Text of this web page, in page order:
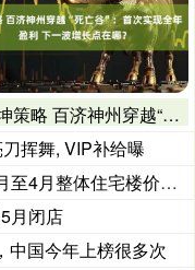
百济神州穿越“死亡谷”：首次实现全年盈利 下一波增
挥舞, VIP补给曝
整体住宅楼价指数为2
月闭店
中国今年上榜很多次